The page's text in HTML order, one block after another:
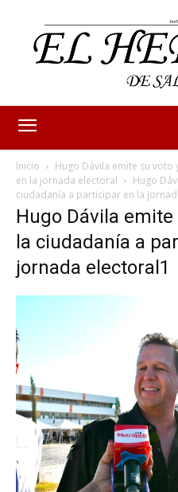
Inicio
Hugo Dávila emite su
en la jornada electoral
Hugo
ciudadanía a participar en la
Hugo Dávila
la ciudadanía a
jornada electoral1